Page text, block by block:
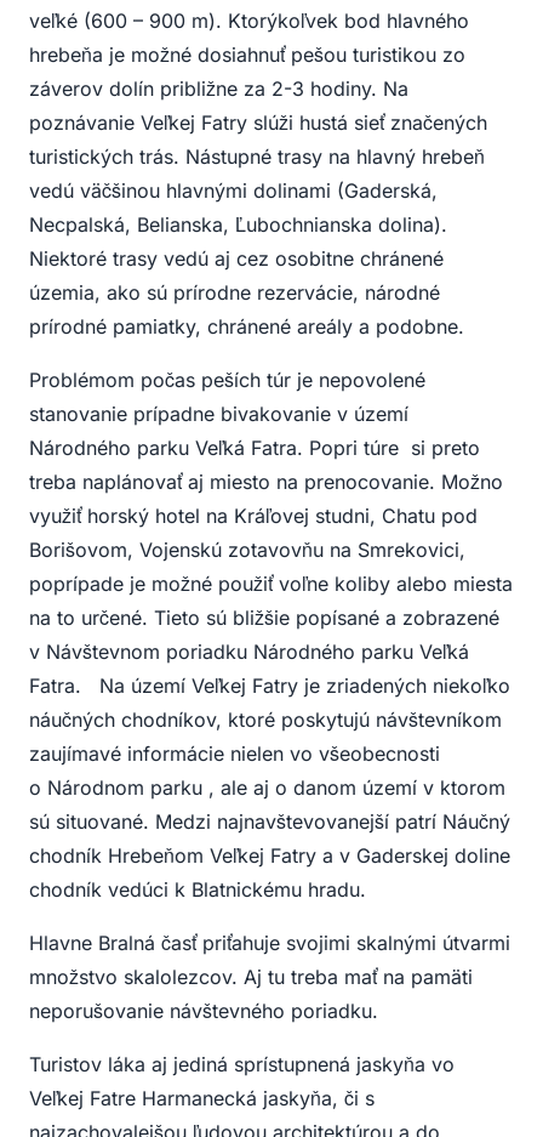
veľké (600 – 900 m). Ktorýkoľvek bod hlavného
hrebeňa je možné dosiahnuť pešou turistikou zo
záverov dolín približne za 2-3 hodiny. Na
poznávanie Veľkej Fatry slúži hustá sieť značených
turistických trás. Nástupné trasy na hlavný hrebeň
vedú väčšinou hlavnými dolinami (Gaderská,
Necpalská, Belianska, Ľubochnianska dolina).
Niektoré trasy vedú aj cez osobitne chránené
územia, ako sú prírodne rezervácie, národné
prírodné pamiatky, chránené areály a podobne.
Problémom počas peších túr je nepovolené
stanovanie prípadne bivakovanie v území
Národného parku Veľká Fatra. Popri túre si preto
treba naplánovať aj miesto na prenocovanie. Možno
využiť horský hotel na Kráľovej studni, Chatu pod
Borišovom, Vojenskú zotavovňu na Smrekovici,
poprípade je možné použiť voľne koliby alebo miesta
na to určené. Tieto sú bližšie popísané a zobrazené
v Návštevnom poriadku Národného parku Veľká
Fatra. Na území Veľkej Fatry je zriadených niekoľko
náučných chodníkov, ktoré poskytujú návštevníkom
zaujímavé informácie nielen vo všeobecnosti
o Národnom parku , ale aj o danom území v ktorom
sú situované. Medzi najnavštevovanejší patrí Náučný
chodník Hrebeňom Veľkej Fatry a v Gaderskej doline
chodník vedúci k Blatnickému hradu.
Hlavne Bralná časť priťahuje svojimi skalnými útvarmi
množstvo skalolezcov. Aj tu treba mať na pamäti
neporušovanie návštevného poriadku.
Turistov láka aj jediná sprístupnená jaskyňa vo
Veľkej Fatre Harmanecká jaskyňa, či s
najzachovalejšou ľudovou architektúrou a do